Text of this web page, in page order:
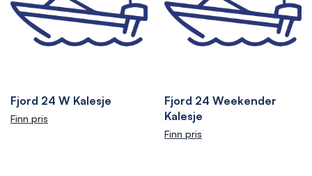
Fjord 24 W Kalesje
Finn pris
Fjord 24 Weekender
Kalesje
Finn pris